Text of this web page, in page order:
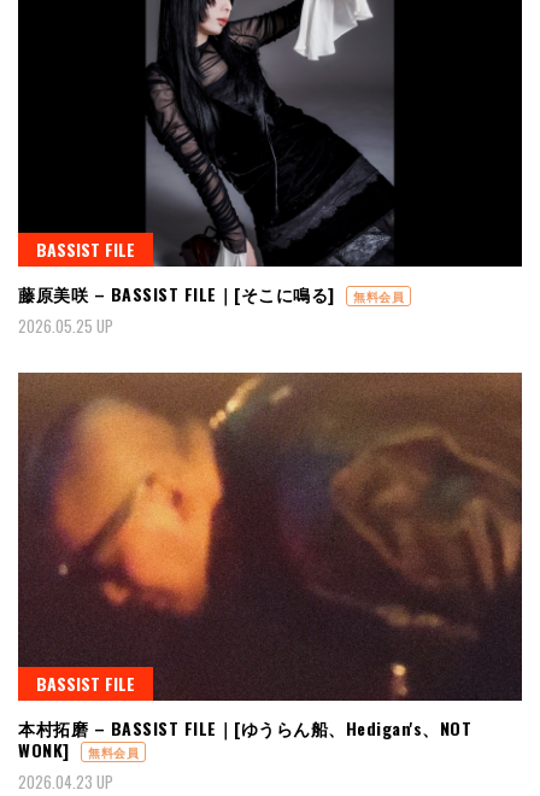
BASSIST FILE
藤原美咲 – BASSIST FILE｜[そこに鳴る]
無料会員
2026.05.25 UP
BASSIST FILE
本村拓磨 – BASSIST FILE｜[ゆうらん船、Hedigan's、NOT
WONK]
無料会員
2026.04.23 UP